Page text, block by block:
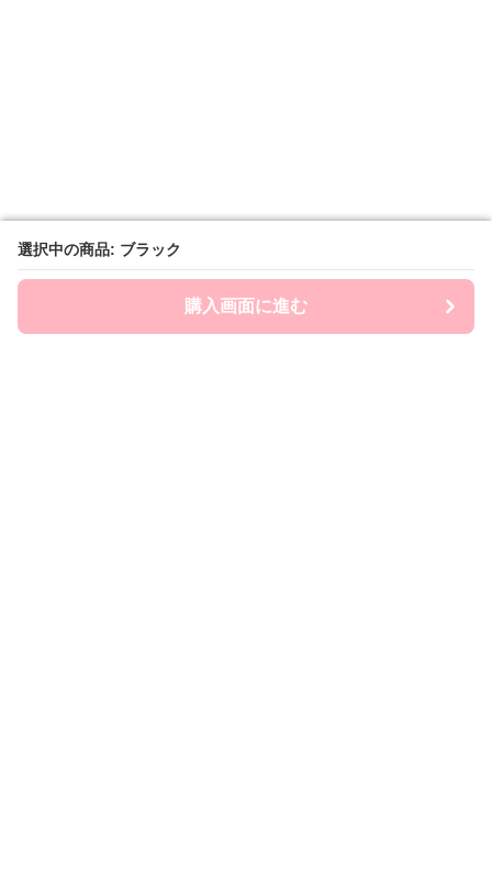
選択中の商品: ブラック
購入画面に進む
選択中の商品: ブラック
購入画面に進む